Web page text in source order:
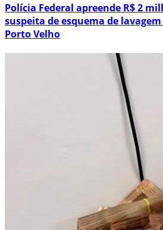
Polícia Federal apreende R$ 2
suspeita de esquema de
Porto Velho